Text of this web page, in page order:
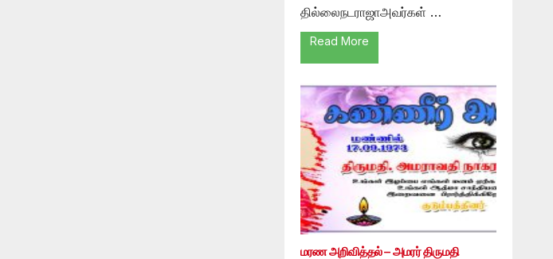
தில்லைநடராஜாஅவர்கள் …
Read More
மரண அறிவித்தல் – அமரர் திருமதி